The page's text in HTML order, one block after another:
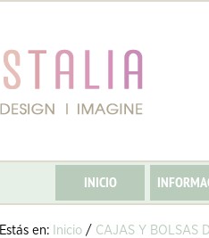
INICIO
Estás en: Inicio / CAJAS Y BOLSAS